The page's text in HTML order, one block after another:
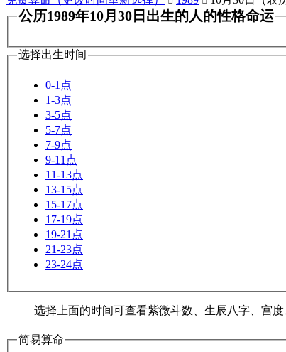
公历1989年10月30日出生的人的性格命运
选择出生时间
0-1点
1-3点
3-5点
5-7点
7-9点
9-11点
11-13点
13-15点
15-17点
17-19点
19-21点
21-23点
23-24点
选择上面的时间可查看紫微斗数、生辰八字、宫
简易算命